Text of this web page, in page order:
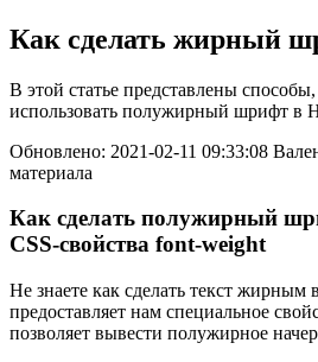
Как сделать жирный
В этой статье представлены
использовать полужирный шрифт в
Обновлено: 2021-02-11 09:33:08
материала
Как сделать полужирный
CSS-свойства font-weight
Не знаете как сделать текст жирным
предоставляет нам специальное
позволяет вывести полужирное